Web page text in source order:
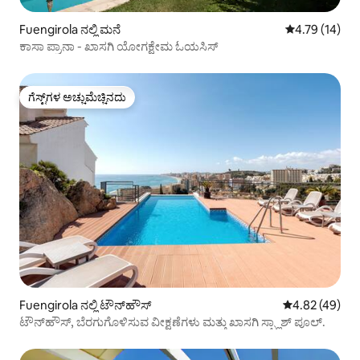
Fuengirola ನಲ್ಲಿ ಮನೆ 5 ರಲ್ಲಿ 4.79
4.79 (14)
ಕಾಸಾ ಪ್ರಾನಾ - ಖಾಸಗಿ ಯೋಗಕ್ಷೇಮ ಓಯಸಿಸ್
ಗೆಸ್ಟ್‌ಗಳ ಅಚ್ಚುಮೆಚ್ಚಿನದು
ಗೆಸ್ಟ್‌ಗಳ ಅಚ್ಚುಮೆಚ್ಚಿನದು
Fuengirola ನಲ್ಲಿ ಟೌನ್‌ಹೌಸ್ 5 ರಲ್ಲಿ 4.82
4.82 (49)
ಟೌನ್‌ಹೌಸ್, ಬೆರಗುಗೊಳಿಸುವ ವೀಕ್ಷಣೆಗಳು ಮತ್ತು ಖಾಸಗಿ ಸ್ಪ್ಲಾಶ್ ಪೂಲ್.